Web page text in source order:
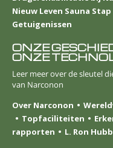
Nieuw Leven Sauna Stap
Getuigenissen
ONZE
ONZE
Leer meer over de sleutel
van Narconon
Over Narconon
Topfaciliteiten
rapporten
L. Ron